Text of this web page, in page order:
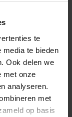
te
te bieden
Ook delen we
met onze
analyseren.
met
op basis